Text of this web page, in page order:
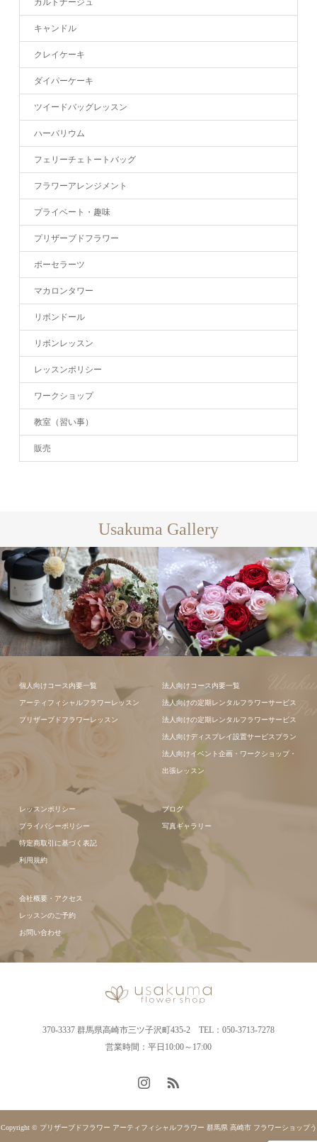
キャンドル
クレイケーキ
ダイパーケーキ
ツイードバッグレッスン
ハーバリウム
フェリーチェトートバッグ
フラワーアレンジメント
プライベート・趣味
プリザーブドフラワー
ポーセラーツ
マカロンタワー
リボンドール
リボンレッスン
レッスンポリシー
ワークショップ
教室（習い事）
販売
Usakuma Gallery
ンジメント
個人向けコース内要一覧
アーティフィシャルフラワーレッスン
プリザーブドフラワーレッスン
法人向けコース内要一覧
法人向けの定期レンタルフラワーサービス
法人向けの定期レンタルフラワーサービス
法人向けディスプレイ設置サービスプラン
法人向けイベント企画・ワークショップ・
出張レッスン
レッスンポリシー
プライバシーポリシー
特定商取引に基づく表記
利用規約
ブログ
写真ギャラリー
会社概要・アクセス
レッスンのご予約
お問い合わせ
370-3337 群馬県高崎市三ツ子沢町435-2 TEL：050-3713-7278
営業時間：平日10:00～17:00
Copyright © プリザーブドフラワー アーティフィシャルフラワー 群馬県 高崎市 フラワーショップう